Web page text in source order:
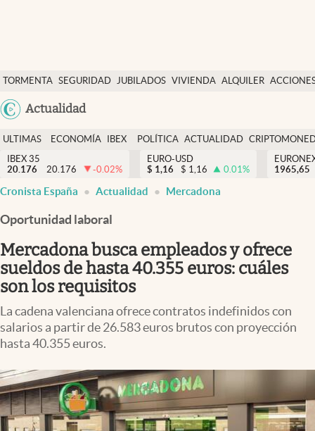
TORMENTA SEGURIDAD JUBILADOS VIVIENDA ALQUILER
USA
Actualidad
Economía y finanzas
Política
Actualidad
Criptomonedas
España
ULTIMAS
NOTICIAS
ECONOMÍA
FINANZAS
IBEX
EURO
POLÍTICA ACTUALIDAD
IBEX 35
20.176
20.176 -0.02%
EURO-USD
$ 1,16 $ 1,16 0.01%
1965,65
Cronista España Actualidad Mercadona
Oportunidad laboral
Mercadona busca empleados y ofrece
sueldos de hasta 40.355 euros: cuáles
son los requisitos
La cadena valenciana ofrece contratos indefinidos con
salarios a partir de 26.583 euros brutos con proyección
hasta 40.355 euros.